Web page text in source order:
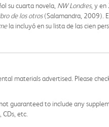
su cuarta novela, NW Londres, y en
de los otros(Salamandra, 2009).
la incluyó en su lista de las cien
materials advertised. Please
guaranteed to include any
etc.